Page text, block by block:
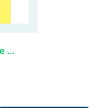
Ko & Puk schieten te hulp